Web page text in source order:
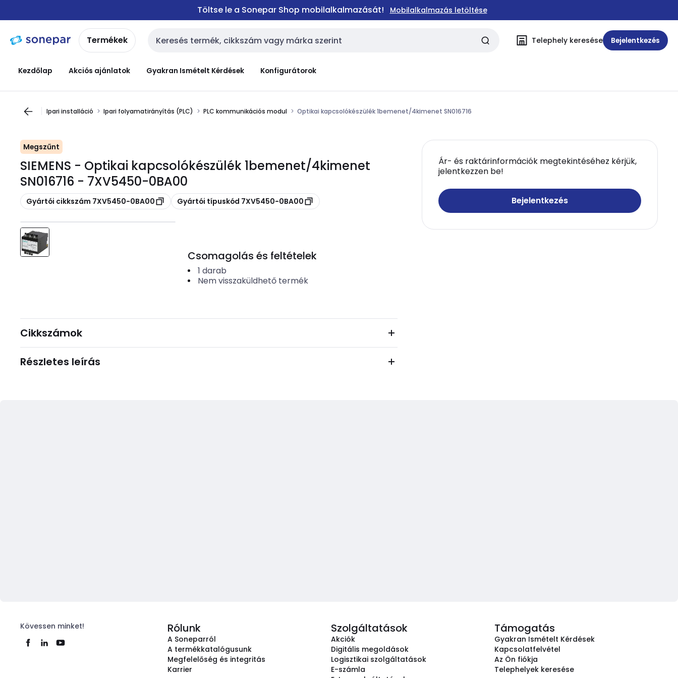
navigációhoztartalomra
Töltse le a Sonepar Shop mobilalkalmazását! Mobilalkalmazás letöltése
Termékek Keresési bemenet Telephely keresése Bejelentkezés
Kezdőlap Akciós ajánlatok Gyakran Ismételt Kérdések Konfigurátorok
Ipari installáció Ipari folyamatirányítás (PLC) PLC kommunikációs modul Optikai kapcsolókészülék 1bemenet/4kimenet SN016716
Megszűnt
SIEMENS - Optikai kapcsolókészülék 1bemenet/4kimenet
SN016716 - 7XV5450-0BA00
Másolás
Gyártói cikkszám 7XV5450-0BA00 Másolás
Gyártói típuskód 7XV5450-0BA00
Ár- és raktárinformációk megtekintéséhez kérjük,
jelentkezzen be!
Bejelentkezés
Csomagolás és feltételek
1 darab
Nem visszaküldhető termék
Cikkszámok
Részletes leírás
Kövessen minket! Rólunk
A Soneparról
A termékkatalógusunk
Megfelelőség és integritás
Karrier
Szolgáltatások
Akciók
Digitális megoldások
Logisztikai szolgáltatások
E-számla
Támogatás
Gyakran Ismételt Kérdések
Kapcsolatfelvétel
Az Ön fiókja
Telephelyek keresése